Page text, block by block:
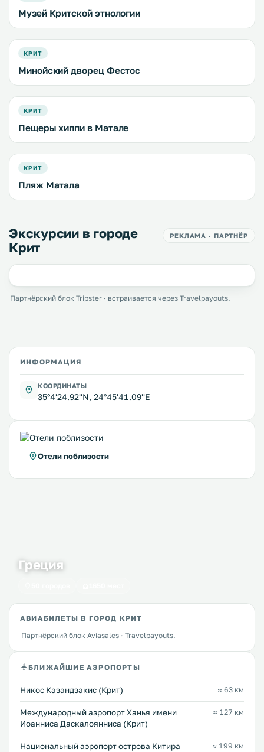
Музей Критской этнологии
КРИТ
Минойский дворец Фестос
КРИТ
Пещеры хиппи в Матале
КРИТ
Пляж Матала
Экскурсии в городе
Крит
РЕКЛАМА · ПАРТНЁР
Партнёрский блок Tripster · встраивается через Travelpayouts.
ИНФОРМАЦИЯ
КООРДИНАТЫ
35°4'24.92''N, 24°45'41.09''E
Отели поблизости
Греция
АВИАБИЛЕТЫ В ГОРОД КРИТ
Партнёрский блок Aviasales · Travelpayouts.
БЛИЖАЙШИЕ АЭРОПОРТЫ
Никос Казандзакис (Крит) ≈ 63 км
Международный аэропорт Ханья имени
Иоанниса Даскалоянниса (Крит)
≈ 127 км
Национальный аэропорт острова Китира
≈ 199 км